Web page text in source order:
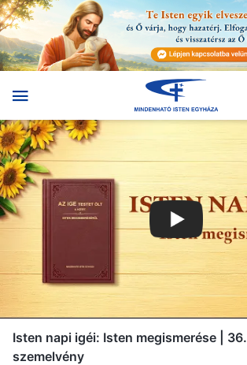
Isten napi igéi: Isten megismerése | 36.
szemelvény